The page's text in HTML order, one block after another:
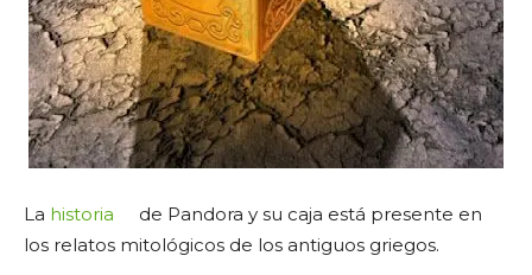
La historia
de Pandora y su caja está presente en
los relatos mitológicos de los antiguos griegos.